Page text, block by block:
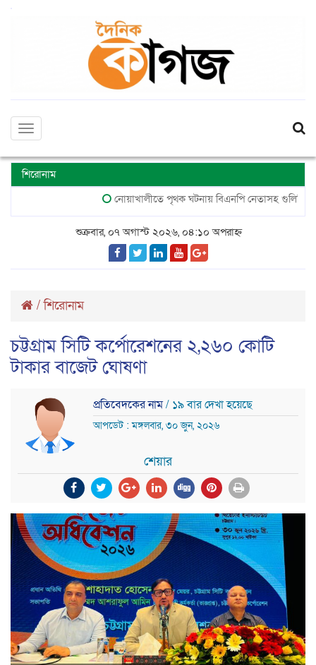
Toggle
শিরোনাম
নোয়াখালীতে পৃথক ঘটনায় বিএনপি নেতাসহ গুলিবিদ্ধ ২,
শুক্রবার, ০৭ অগাস্ট ২০২৬, ০৪:১০ অপরাহ্ন
/শিরোনাম
চট্টগ্রাম সিটি কর্পোরেশনের ২,২৬০ কোটি
টাকার বাজেট ঘোষণা
প্রতিবেদকের নাম/ ১৯ বার দেখা হয়েছে
আপডেট : মঙ্গলবার, ৩০ জুন, ২০২৬
শেয়ার